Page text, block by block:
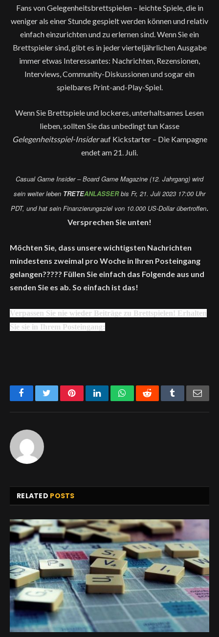
Fans von Gelegenheitsbrettspielen – leichte Spiele, die in
weniger als einer Stunde gespielt werden können und relativ
einfach einzurichten und zu erlernen sind. Wenn Sie ein
Brettspieler sind, gibt es in jeder vierteljährlichen Ausgabe
immer etwas Interessantes: Nachrichten, Rezensionen,
Interviews, Community-Diskussionen und sogar ein
spielbares Print-and-Play-Spiel.
Wenn Sie Brettspiele und lockeres, unterhaltsames Lesen
lieben, sollten Sie das unbedingt tun Kasse
Gelegenheitsspiel-Insiderauf Kickstarter – Die Kampagne
endet am 21. Juli.
Casual Game Insider – Board Game Magazine (12. Jahrgang) wird
sein weiter leben TRETEANLASSERbis Fr, 21. Juli 2023 17:00 Uhr
PDT, und hat sein Finanzierungsziel von 10.000 US-Dollar übertroffen.
Versprechen Sie unten!
Möchten Sie, dass unsere wichtigsten Nachrichten
mindestens zweimal pro Woche in Ihren Posteingang
gelangen????? Füllen Sie einfach das Folgende aus und
senden Sie es ab. So einfach ist das!
Verpassen Sie nie wieder Beiträge zu Brettspielen! Erhalten
Sie sie in Ihrem Posteingang:
FacebookTwitterPinterestLinkedInWhatsAppReddit Tumblr
RELATED POSTS